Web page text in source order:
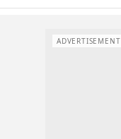
ADVERTISEMENT